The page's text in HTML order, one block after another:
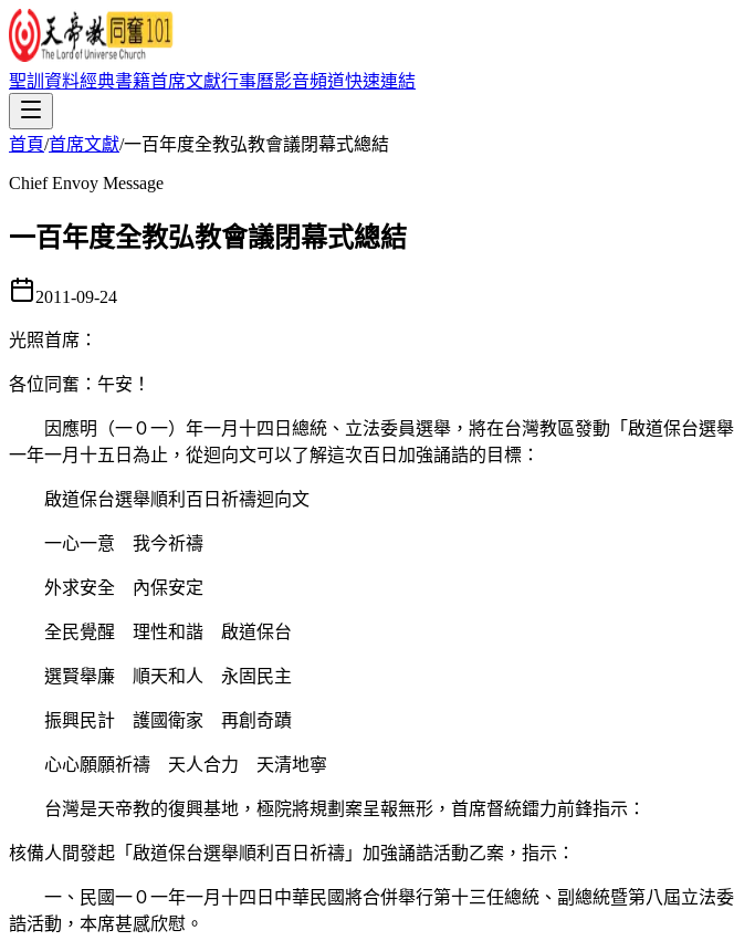
聖訓資料經典書籍首席文獻行事曆影音頻道快速連結
首頁/首席文獻/一百年度全教弘教會議閉幕式總結
Chief Envoy Message
一百年度全教弘教會議閉幕式總結
2011-09-24
光照首席 ：
各位同奮：午安！
因應明（一０一）年一月十四日總統、立法委員選舉，將在台灣教區發動「啟道保台選
一年一月十五日為止，從迴向文可以了解這次百日加強誦誥的目標：
啟道保台選舉順利百日祈禱迴向文
一心一意 我今祈禱
外求安全 內保安定
全民覺醒 理性和諧 啟道保台
選賢舉廉 順天和人 永固民主
振興民計 護國衛家 再創奇蹟
心心願願祈禱 天人合力 天清地寧
台灣是天帝教的復興基地，極院將規劃案呈報無形，首席督統鐳力前鋒指示：
核備人間發起「啟道保台選舉順利百日祈禱」加強誦誥活動乙案，指示：
一、民國一０一年一月十四日中華民國將合併舉行第十三任總統、副總統暨第八屆立法
誥活動，本席甚感欣慰。